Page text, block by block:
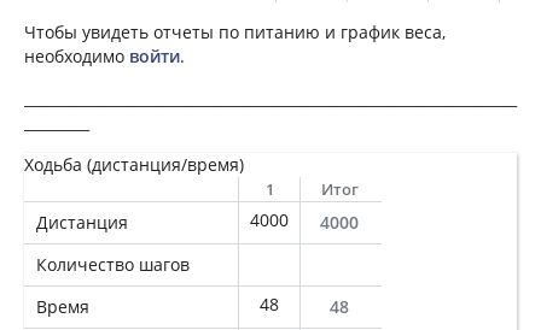
Чтобы увидеть отчеты по питанию и график веса,
необходимо войти.
Ходьба (дистанция/время)
1 Итог
Дистанция 4000
4000
Количество шагов
Время
48
48